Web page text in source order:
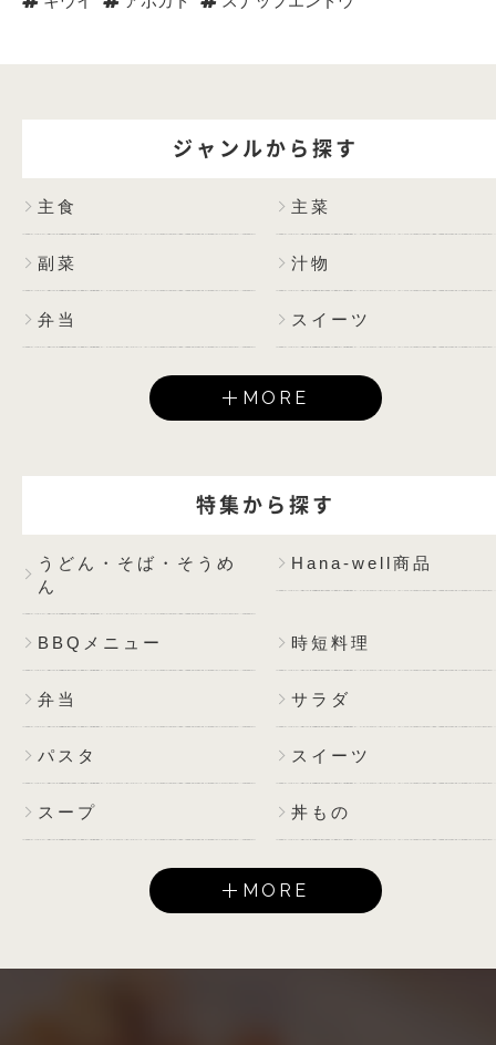
ジャンルから探す
主食 主菜
副菜 汁物
弁当 スイーツ
MORE
特集から探す
うどん・そば・そうめ
ん
Hana-well商品
BBQメニュー 時短料理
弁当 サラダ
パスタ スイーツ
スープ 丼もの
MORE